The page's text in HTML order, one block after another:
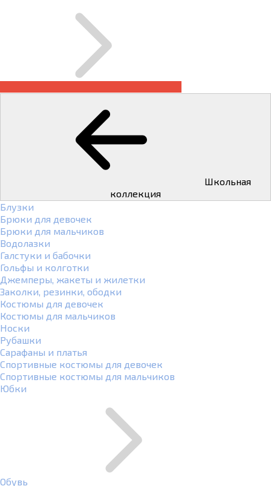
коллекция
Блузки
Брюки для девочек
Брюки для мальчиков
Водолазки
Галстуки и бабочки
Гольфы и колготки
Джемперы, жакеты и жилетки
Заколки, резинки, ободки
Костюмы для девочек
Костюмы для мальчиков
Носки
Рубашки
Сарафаны и платья
Спортивные костюмы для девочек
Спортивные костюмы для мальчиков
Юбки
Обувь